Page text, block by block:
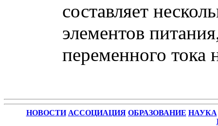
составляет
элементов
переменного тока
НОВОСТИ АССОЦИАЦИЯ ОБРАЗОВАНИЕ НАУКА